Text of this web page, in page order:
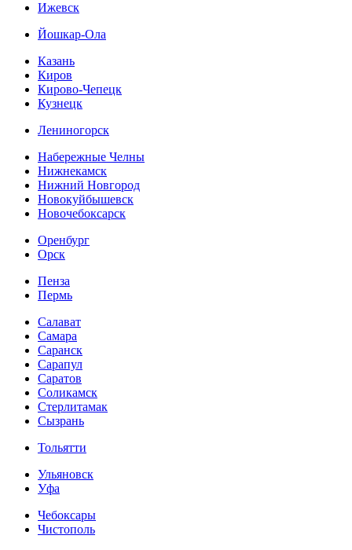
Ижевск
Йошкар-Ола
Казань
Киров
Кирово-Чепецк
Кузнецк
Лениногорск
Набережные Челны
Нижнекамск
Нижний Новгород
Новокуйбышевск
Новочебоксарск
Оренбург
Орск
Пенза
Пермь
Салават
Самара
Саранск
Сарапул
Саратов
Соликамск
Стерлитамак
Сызрань
Тольятти
Ульяновск
Уфа
Чебоксары
Чистополь